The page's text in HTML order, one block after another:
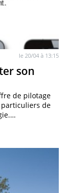
le 20/04 à 13:15
son
de pilotage
de